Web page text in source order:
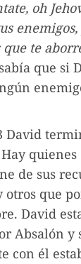
oh
te
que si
David
quienes
de sus
otros que
David
Absalón y
con él